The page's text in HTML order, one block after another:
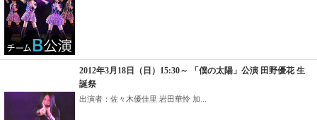
2012年3月18日（日）15:30～ 「僕の太陽」公演 田野優花 生
誕祭
出演者：佐々木優佳里 岩田華怜 加...